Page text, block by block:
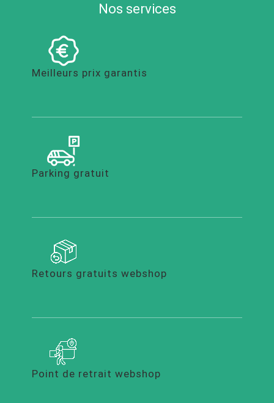
Nos services
Meilleurs prix garantis
Parking gratuit
Retours gratuits webshop
Point de retrait webshop